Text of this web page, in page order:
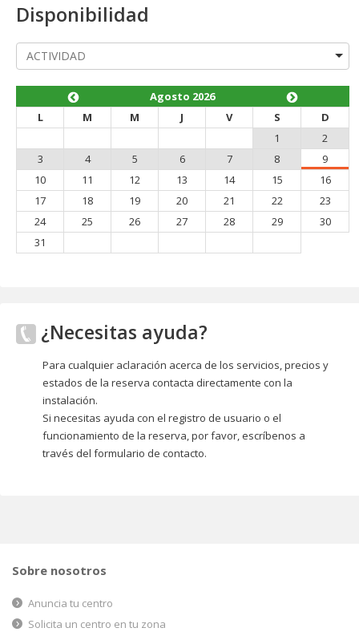
Disponibilidad
Agosto 2026
L
M M J V S
D
1
2
3
4 5 6 7 8
9
10
11 12 13 14 15
16
17
18 19 20 21 22
23
24
25 26 27 28 29
30
31
¿Necesitas ayuda?
Para cualquier aclaración acerca de los servicios, precios y
estados de la reserva contacta directamente con la
instalación.
Si necesitas ayuda con el registro de usuario o el
funcionamiento de la reserva, por favor, escríbenos a
través del formulario de contacto.
Sobre nosotros
Anuncia tu centro
Solicita un centro en tu zona